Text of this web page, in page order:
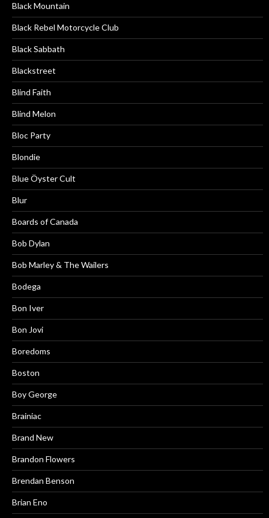
Black Mountain
Black Rebel Motorcycle Club
Black Sabbath
Blackstreet
Blind Faith
Blind Melon
Bloc Party
Blondie
Blue Öyster Cult
Blur
Boards of Canada
Bob Dylan
Bob Marley & The Wailers
Bodega
Bon Iver
Bon Jovi
Boredoms
Boston
Boy George
Brainiac
Brand New
Brandon Flowers
Brendan Benson
Brian Eno